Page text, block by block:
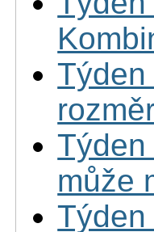
může